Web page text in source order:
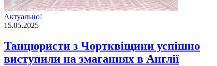
Актуально!
15.05.2025
Танцюристи з Чортквіщини успішно
виступили на змаганнях в Англії